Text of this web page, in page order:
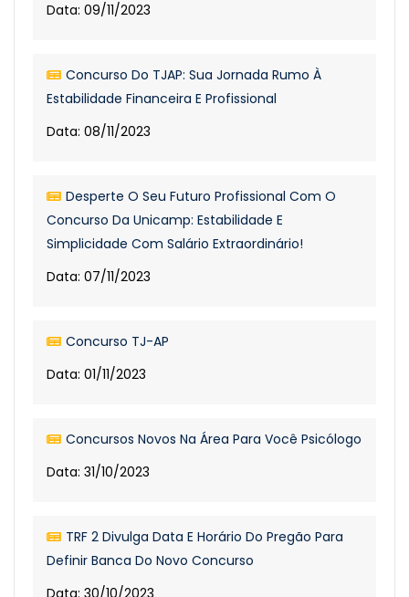
Data: 09/11/2023
Concurso Do TJAP: Sua Jornada Rumo À
Estabilidade Financeira E Profissional
Data: 08/11/2023
Desperte O Seu Futuro Profissional Com O
Concurso Da Unicamp: Estabilidade E
Simplicidade Com Salário Extraordinário!
Data: 07/11/2023
Concurso TJ-AP
Data: 01/11/2023
Concursos Novos Na Área Para Você Psicólogo
Data: 31/10/2023
TRF 2 Divulga Data E Horário Do Pregão Para
Definir Banca Do Novo Concurso
Data: 30/10/2023